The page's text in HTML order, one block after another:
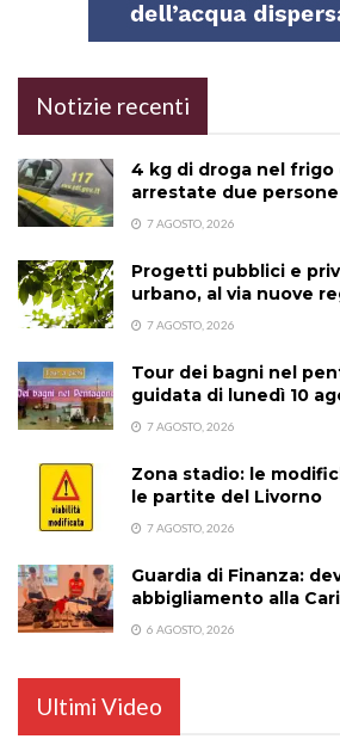
Notizie recenti
4 kg di droga nel frigo
arrestate due persone
7 AGOSTO, 2026
Progetti pubblici e
urbano, al via nuove
7 AGOSTO, 2026
Tour dei bagni nel
guidata di lunedì 10
7 AGOSTO, 2026
Zona stadio: le
le partite del Livorno
7 AGOSTO, 2026
Guardia di Finanza:
abbigliamento alla
6 AGOSTO, 2026
Ultimi Video